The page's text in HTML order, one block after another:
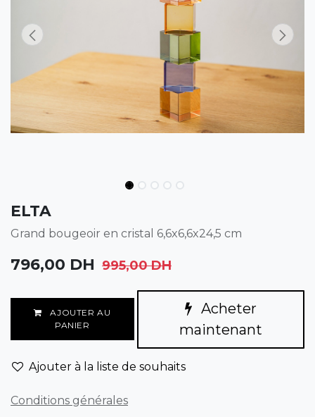
ELTA
Grand bougeoir en cristal 6,6x6,6x24,5 cm
796,00 DH 995,00DH
AJOUTER AU
PANIER
Acheter
maintenant
Ajouter à la liste de souhaits
Conditions générales